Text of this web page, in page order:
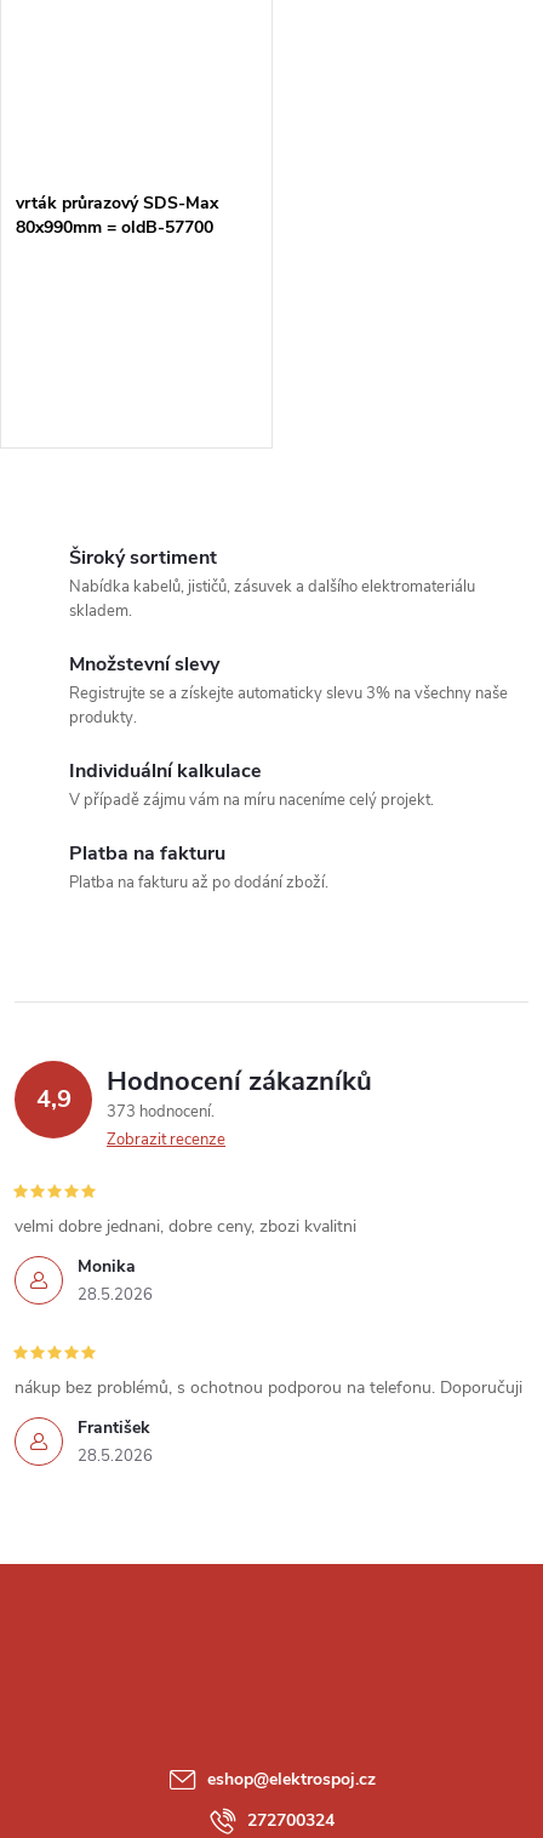
vrták průrazový SDS-Max
80x990mm = oldB-57700
v
k
y
ý
p
i
s
u
Široký sortiment
Nabídka kabelů, jističů, zásuvek a dalšího elektromateriálu
skladem.
Množstevní slevy
Registrujte se a získejte automaticky slevu 3% na všechny naše
produkty.
Individuální kalkulace
V případě zájmu vám na míru naceníme celý projekt.
Platba na fakturu
Platba na fakturu až po dodání zboží.
4,9 Hodnocení zákazníků
373 hodnocení
Zobrazit recenze
Monika
28.5.2026
velmi dobre jednani, dobre ceny, zbozi kvalitni
František
28.5.2026
nákup bez problémů, s ochotnou podporou na telefonu. Doporučuji
eshop@elektrospoj.cz
272700324